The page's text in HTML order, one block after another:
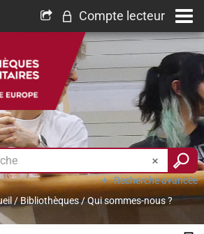
Compte lecteur
Recherche avancée
/Bibliothèques/Qui sommes-nous ?